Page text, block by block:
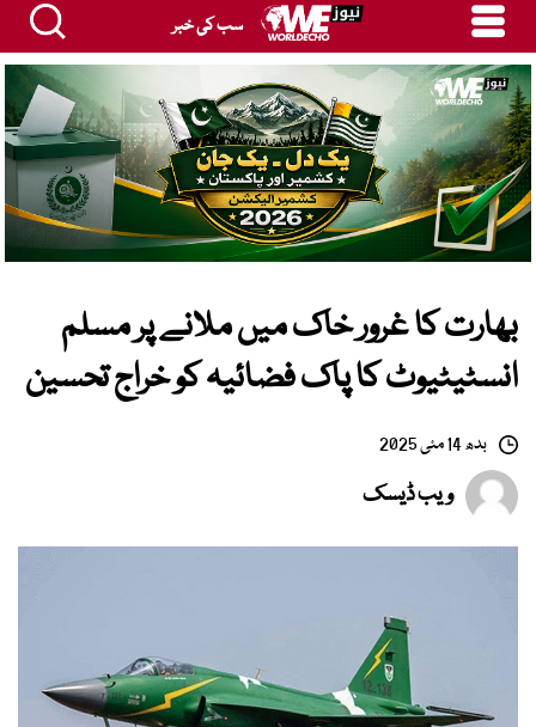
سب کی خبر
بھارت کا غرور خاک میں ملانے پر مسلم
انسٹیٹیوٹ کا پاک فضائیہ کو خراج تحسین
بدھ 14 مئی 2025
ویب ڈیسک